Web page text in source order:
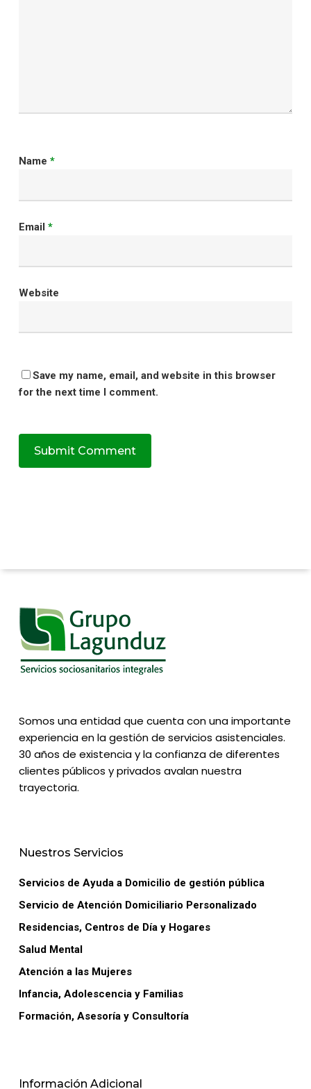
Name *
Email *
Website
Save my name, email, and website in this browser
for the next time I comment.
Somos una entidad que cuenta con una importante
experiencia en la gestión de servicios asistenciales.
30 años de existencia y la confianza de diferentes
clientes públicos y privados avalan nuestra
trayectoria.
Nuestros Servicios
Servicios de Ayuda a Domicilio de gestión pública
Servicio de Atención Domiciliario Personalizado
Residencias, Centros de Día y Hogares
Salud Mental
Atención a las Mujeres
Infancia, Adolescencia y Familias
Formación, Asesoría y Consultoría
Información Adicional